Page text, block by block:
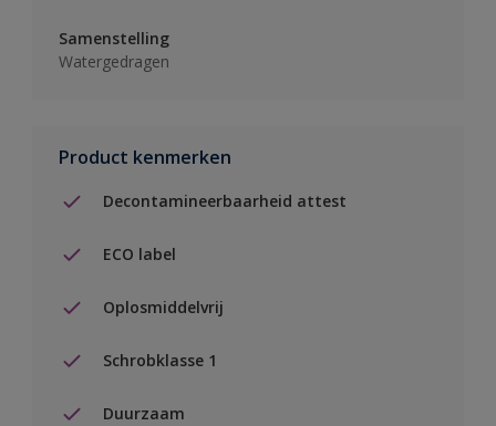
Samenstelling
Watergedragen
Product kenmerken
Decontamineerbaarheid attest
ECO label
Oplosmiddelvrij
Schrobklasse 1
Duurzaam